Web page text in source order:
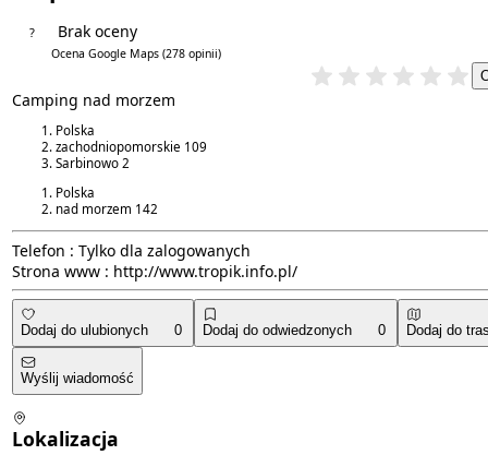
? Brak oceny
Ocena Google Maps(278 opinii)
Camping nad morzem
Polska
zachodniopomorskie 109
Sarbinowo 2
Polska
nad morzem 142
Telefon : Tylko dla zalogowanych
Strona www : http://www.tropik.info.pl/
Dodaj do ulubionych 0 Dodaj do odwiedzonych 0 Dodaj do
Wyślij wiadomość
Lokalizacja